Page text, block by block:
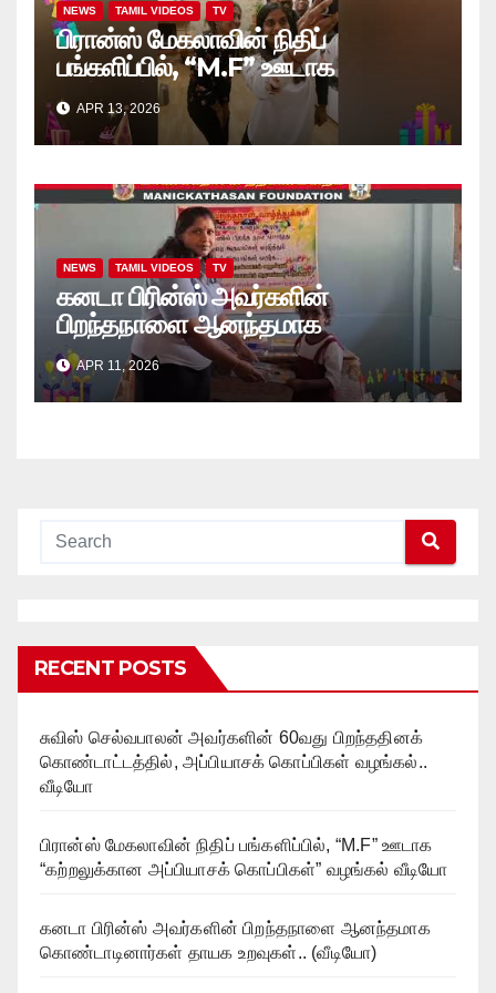
NEWS TAMIL VIDEOS TV
பிரான்ஸ் மேகலாவின் நிதிப்
பங்களிப்பில், “M.F” ஊடாக
“கற்றலுக்கான அப்பியாசக்
கொப்பிகள்” வழங்கல் வீடியோ
APR 13, 2026
NEWS TAMIL VIDEOS TV
கனடா பிரின்ஸ் அவர்களின்
பிறந்தநாளை ஆனந்தமாக
கொண்டாடினார்கள் தாயக உறவுகள்..
(வீடியோ)
APR 11, 2026
RECENT POSTS
சுவிஸ் செல்வபாலன் அவர்களின் 60வது பிறந்ததினக்
கொண்டாட்டத்தில், அப்பியாசக் கொப்பிகள் வழங்கல்..
வீடியோ
பிரான்ஸ் மேகலாவின் நிதிப் பங்களிப்பில், “M.F” ஊடாக
“கற்றலுக்கான அப்பியாசக் கொப்பிகள்” வழங்கல் வீடியோ
கனடா பிரின்ஸ் அவர்களின் பிறந்தநாளை ஆனந்தமாக
கொண்டாடினார்கள் தாயக உறவுகள்.. (வீடியோ)